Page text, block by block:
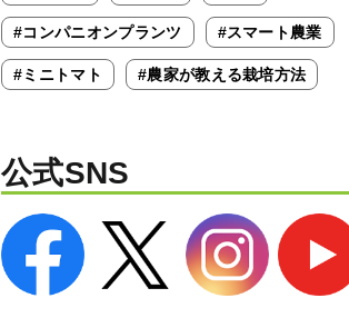
#コンパニオンプランツ #スマート農業
#ミニトマト #農家が教える栽培方法
公式SNS